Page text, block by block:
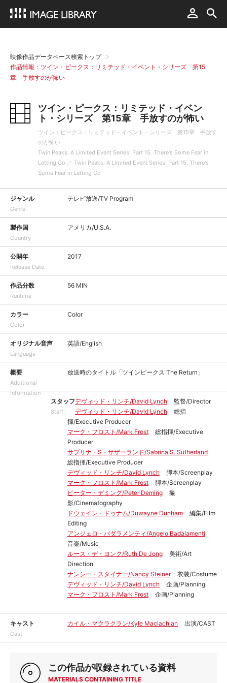
映像作品データベース検索トップ
作品情報：ツイン・ピークス：リミテッド・イベント・シリーズ 第15
章 手放すのが怖い
ツイン・ピークス：リミテッド・イベン
ト・シリーズ 第15章 手放すのが怖い
ツイン・ピークス：リミテッド・イベント・シリーズ 第15章 手放す
のが怖い
Twin Peaks: A Limited Event Series: Part 15. There's Some Fear in
Letting Go ／ Twin Peaks: A Limited Event Series: Part 15. There's
Some Fear in Letting Go
ジャンル
Genre
テレビ放送/TV Program
製作国
Country
アメリカ/U.S.A.
公開年
Release Date
2017
作品分数
Runtime
56 MIN
カラー
Color
Color
オリジナル音声
Language
英語/English
概要
Additional
Information
放送時のタイトル「ツインピークス The Return」
スタッフ
Staff
デヴィッド・リンチ/David Lynch
監督/Director
デヴィッド・リンチ/David Lynch
総指
揮/Executive Producer
マーク・フロスト/Mark Frost
総指揮/Executive
Producer
サブリナ・S・サザーランド/Sabrina S. Sutherland
総指揮/Executive Producer
デヴィッド・リンチ/David Lynch
脚本/Screenplay
マーク・フロスト/Mark Frost
脚本/Screenplay
ピーター・デミング/Peter Deming
撮
影/Cinematography
ドウェイン・ドゥナム/Duwayne Dunham
編集/Film
Editing
アンジェロ・バダラメンティ/Angelo Badalamenti
音楽/Music
ルース・デ・ヨンク/Ruth De Jong
美術/Art
Direction
ナンシー・スタイナー/Nancy Steiner
衣装/Costume
デヴィッド・リンチ/David Lynch
企画/Planning
マーク・フロスト/Mark Frost
企画/Planning
キャスト
Cast
カイル・マクラクラン/Kyle Maclachlan 出演/CAST
この作品が収録されている資料
MATERIALS CONTAINING TITLE